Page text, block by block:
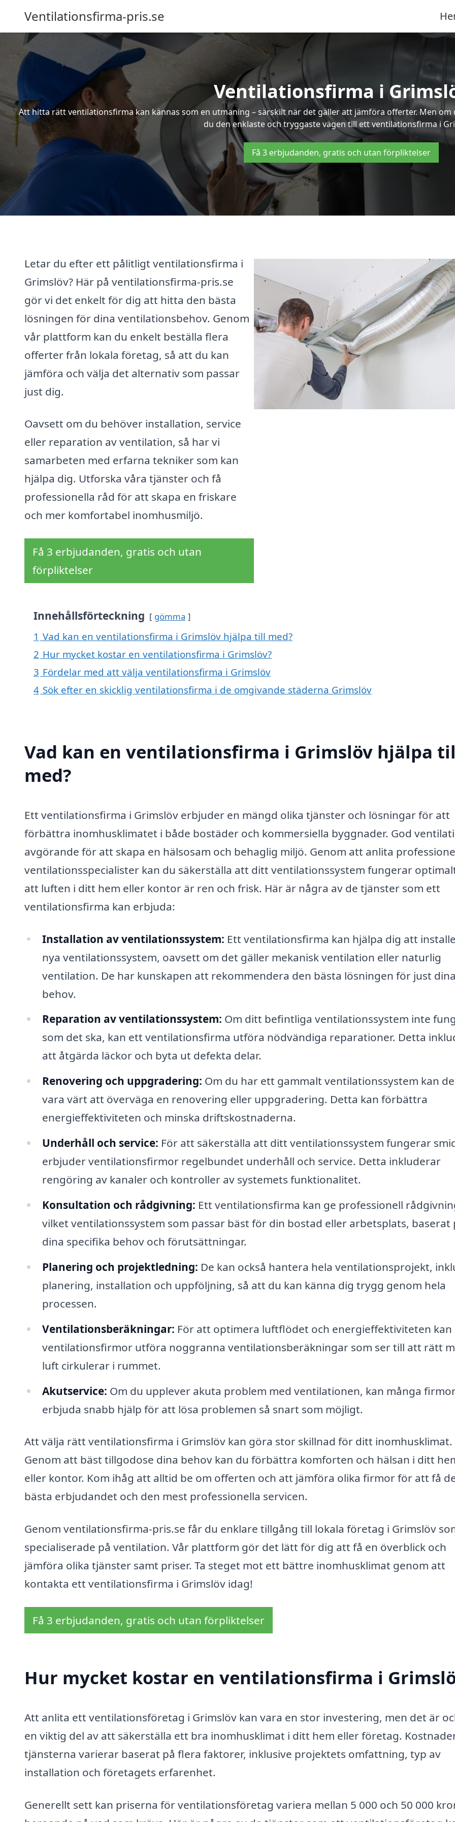
Ventilationsfirma-pris.se
Ventilationsfirma i
Att hitta rätt ventilationsfirma kan kännas som en utmaning – särskilt när det gäller att jämföra offerter. Men
du den enklaste och tryggaste vägen till ett ventilationsfirma i
Få 3 erbjudanden, gratis och utan förpliktelser
Letar du efter ett pålitligt ventilationsfirma i
Grimslöv? Här på ventilationsfirma-pris.se
gör vi det enkelt för dig att hitta den bästa
lösningen för dina ventilationsbehov. Genom
vår plattform kan du enkelt beställa flera
offerter från lokala företag, så att du kan
jämföra och välja det alternativ som passar
just dig.
Oavsett om du behöver installation, service
eller reparation av ventilation, så har vi
samarbeten med erfarna tekniker som kan
hjälpa dig. Utforska våra tjänster och få
professionella råd för att skapa en friskare
och mer komfortabel inomhusmiljö.
Få 3 erbjudanden, gratis och utan
förpliktelser
Innehållsförteckning gömma
1 Vad kan en ventilationsfirma i Grimslöv hjälpa till med?
2 Hur mycket kostar en ventilationsfirma i Grimslöv?
3 Fördelar med att välja ventilationsfirma i Grimslöv
4 Sök efter en skicklig ventilationsfirma i de omgivande städerna Grimslöv
Vad kan en ventilationsfirma i Grimslöv hjälpa
med?
Ett ventilationsfirma i Grimslöv erbjuder en mängd olika tjänster och lösningar för att
förbättra inomhusklimatet i både bostäder och kommersiella byggnader. God
avgörande för att skapa en hälsosam och behaglig miljö. Genom att anlita
ventilationsspecialister kan du säkerställa att ditt ventilationssystem fungerar
att luften i ditt hem eller kontor är ren och frisk. Här är några av de tjänster som ett
ventilationsfirma kan erbjuda:
Installation av ventilationssystem: Ett ventilationsfirma kan hjälpa dig att
nya ventilationssystem, oavsett om det gäller mekanisk ventilation eller naturlig
ventilation. De har kunskapen att rekommendera den bästa lösningen för just dina
behov.
Reparation av ventilationssystem: Om ditt befintliga ventilationssystem inte
som det ska, kan ett ventilationsfirma utföra nödvändiga reparationer. Detta
att åtgärda läckor och byta ut defekta delar.
Renovering och uppgradering: Om du har ett gammalt ventilationssystem kan
vara värt att överväga en renovering eller uppgradering. Detta kan förbättra
energieffektiviteten och minska driftskostnaderna.
Underhåll och service: För att säkerställa att ditt ventilationssystem fungerar
erbjuder ventilationsfirmor regelbundet underhåll och service. Detta inkluderar
rengöring av kanaler och kontroller av systemets funktionalitet.
Konsultation och rådgivning: Ett ventilationsfirma kan ge professionell
vilket ventilationssystem som passar bäst för din bostad eller arbetsplats, baserat
dina specifika behov och förutsättningar.
Planering och projektledning: De kan också hantera hela ventilationsprojekt,
planering, installation och uppföljning, så att du kan känna dig trygg genom hela
processen.
Ventilationsberäkningar: För att optimera luftflödet och energieffektiviteten kan
ventilationsfirmor utföra noggranna ventilationsberäkningar som ser till att rätt
luft cirkulerar i rummet.
Akutservice: Om du upplever akuta problem med ventilationen, kan många
erbjuda snabb hjälp för att lösa problemen så snart som möjligt.
Att välja rätt ventilationsfirma i Grimslöv kan göra stor skillnad för ditt inomhusklimat.
Genom att bäst tillgodose dina behov kan du förbättra komforten och hälsan i ditt
eller kontor. Kom ihåg att alltid be om offerten och att jämföra olika firmor för att få
bästa erbjudandet och den mest professionella servicen.
Genom ventilationsfirma-pris.se får du enklare tillgång till lokala företag i Grimslöv
specialiserade på ventilation. Vår plattform gör det lätt för dig att få en överblick och
jämföra olika tjänster samt priser. Ta steget mot ett bättre inomhusklimat genom att
kontakta ett ventilationsfirma i Grimslöv idag!
Få 3 erbjudanden, gratis och utan förpliktelser
Hur mycket kostar en ventilationsfirma i
Att anlita ett ventilationsföretag i Grimslöv kan vara en stor investering, men det är
en viktig del av att säkerställa ett bra inomhusklimat i ditt hem eller företag.
tjänsterna varierar baserat på flera faktorer, inklusive projektets omfattning, typ av
installation och företagets erfarenhet.
Generellt sett kan priserna för ventilationsföretag variera mellan 5 000 och 50 000